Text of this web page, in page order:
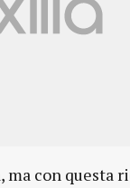
con questa